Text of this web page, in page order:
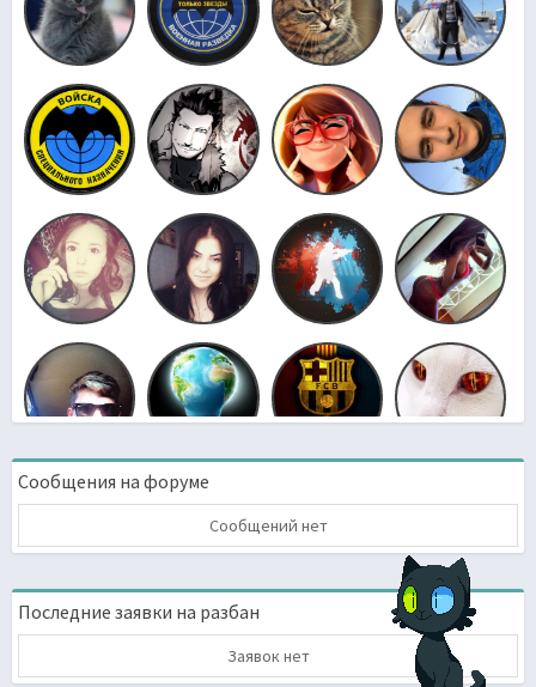
Сообщения на форуме
Сообщений нет
Последние заявки на разбан
Заявок нет